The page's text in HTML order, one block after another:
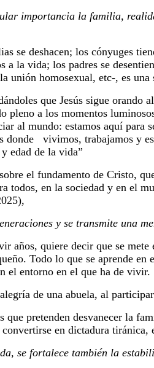
importancia la familia,
se deshacen; los cónyuges
a la vida; los padres se
unión homosexual, etc-, es
que Jesús sigue
pleno a los momentos
al mundo: estamos aquí para
donde vivimos, trabajamos y
edad de la vida”
el fundamento de Cristo,
todos, en la sociedad y en el
y se transmite una
años, quiere decir que se
Todo lo que se aprende
el entorno en el que ha de vivir.
de una abuela, al
que pretenden desvanecer la
en dictadura tiránica,
se fortalece también la